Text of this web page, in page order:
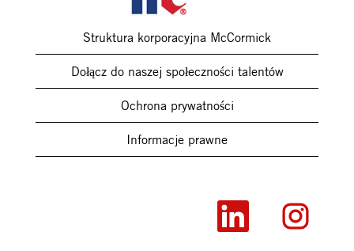
Struktura korporacyjna McCormick
Dołącz do naszej społeczności talentów
Ochrona prywatności
Informacje prawne
O
w
O
w